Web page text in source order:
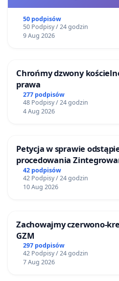
50 podpisów
50 Podpisy / 24 godzin
9 Aug 2026
Chrońmy dzwony
prawa
277 podpisów
48 Podpisy / 24 godzin
4 Aug 2026
Petycja w sprawie
procedowania
Inwestycyjnych
„Myślenice – Bukówka”
42 podpisów
42 Podpisy / 24 godzin
10 Aug 2026
Zachowajmy czerwono-
GZM
297 podpisów
42 Podpisy / 24 godzin
7 Aug 2026